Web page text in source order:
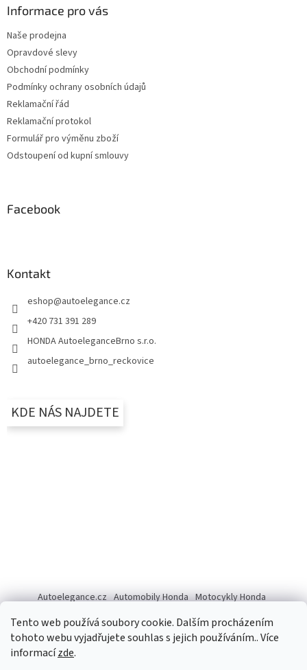
Tento web používá soubory cookie. Dalším procházením
tohoto webu vyjadřujete souhlas s jejich používáním.. Více
informacízde.
Informace pro vás
Naše prodejna
Opravdové slevy
Obchodní podmínky
Podmínky ochrany osobních údajů
Reklamační řád
Reklamační protokol
Formulář pro výměnu zboží
Odstoupení od kupní smlouvy
Facebook
Kontakt
eshop@autoelegance.cz
+420 731 391 289
HONDA AutoeleganceBrno s.r.o.
autoelegance_brno_reckovice
KDE NÁS NAJDETE
Autoelegance.cz Automobily Honda Motocykly Honda